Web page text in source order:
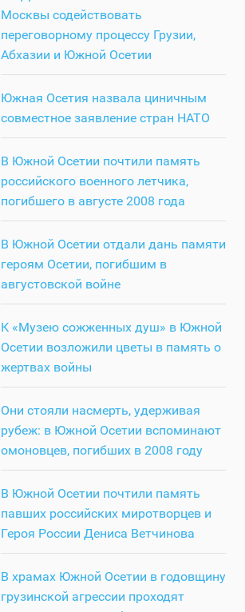
Москвы содействовать
переговорному процессу Грузии,
Абхазии и Южной Осетии
Южная Осетия назвала циничным
совместное заявление стран НАТО
В Южной Осетии почтили память
российского военного летчика,
погибшего в августе 2008 года
В Южной Осетии отдали дань памяти
героям Осетии, погибшим в
августовской войне
К «Музею сожженных душ» в Южной
Осетии возложили цветы в память о
жертвах войны
Они стояли насмерть, удерживая
рубеж: в Южной Осетии вспоминают
омоновцев, погибших в 2008 году
В Южной Осетии почтили память
павших российских миротворцев и
Героя России Дениса Ветчинова
В храмах Южной Осетии в годовщину
грузинской агрессии проходят